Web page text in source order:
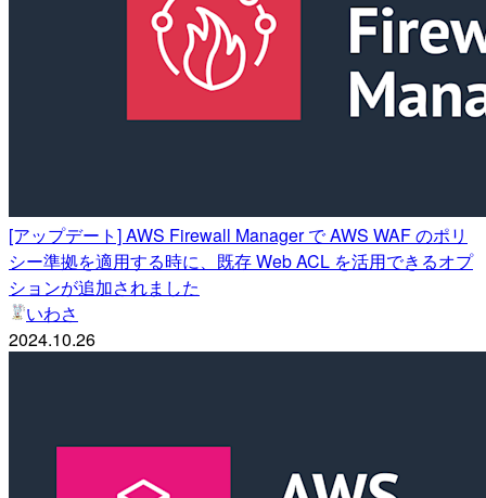
[アップデート] AWS Firewall Manager で AWS WAF のポリ
シー準拠を適用する時に、既存 Web ACL を活用できるオプ
ションが追加されました
いわさ
2024.10.26